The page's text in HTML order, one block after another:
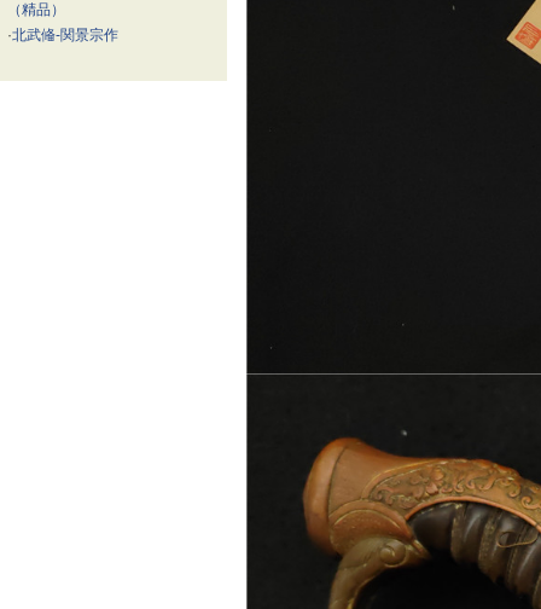
（精品）
·北武偹-関景宗作